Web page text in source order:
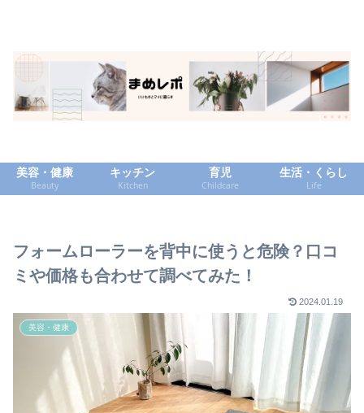
美容・健康
Beauty
キッチン
Kitchen
育児
Childcare
生活・くらし
Life
フォームローラーを背中に使うと危険？口コ
ミや価格も合わせて調べてみた！
2024.01.19
美容・健康